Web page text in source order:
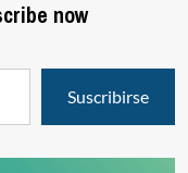
now
Suscribirse